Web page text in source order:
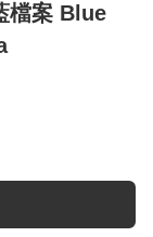
檔案 Blue